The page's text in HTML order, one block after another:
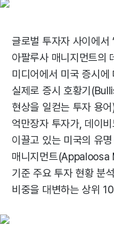
글로벌 투자자 사이에
아팔루사 매니지먼트의
미디어에서 미국 증시
실제로 증시 호황기
현상을 일컫는 투자 용
억만장자 투자가, 데이
이끌고 있는 미국의 유
매니지먼트
기준 주요 투자 현황 분
비중을 대변하는 상위